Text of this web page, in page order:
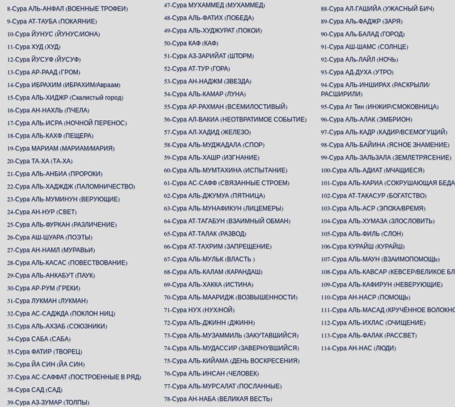
8-Сура АЛЬ-АНФАЛ (ВОЕННЫЕ ТРОФЕИ)
9-Сура АТ-ТАУБА (ПОКАЯНИЕ)
10-Сура ЙУНУС (ЙУНУС/ИОНА)
11-Сура ХУД (ХУД)
12-Сура ЙУСУФ (ЙУСУФ)
13-Сура АР-РААД (ГРОМ)
14-Сура ИБРАХИМ (ИБРАХИМ/Авраам)
15-Сура АЛЬ-ХИДЖР (Скалистый город)
16-Сура АН-НАХЛЬ (ПЧЕЛА)
17-Сура АЛЬ-ИСРА (НОЧНОЙ ПЕРЕНОС)
18-Сура АЛЬ-КАХФ (ПЕЩЕРА)
19-Сура МАРИАМ (МАРИАМ/МАРИЯ)
20-Сура ТА-ХА (ТА-ХА)
21-Сура АЛЬ-АНБИА (ПРОРОКИ)
22-Сура АЛЬ-ХАДЖДЖ (ПАЛОМНИЧЕСТВО)
23-Сура АЛЬ-МУМИНУН (ВЕРУЮЩИЕ)
24-Сура АН-НУР (СВЕТ)
25-Сура АЛЬ-ФУРКАН (РАЗЛИЧЕНИЕ)
26-Сура АШ-ШУАРА (ПОЭТЫ)
27-Сура АН-НАМЛ (МУРАВЬИ)
28-Сура АЛЬ-КАСАС (ПОВЕСТВОВАНИЕ)
29-Сура АЛЬ-АНКАБУТ (ПАУК)
30-Сура АР-РУМ (ГРЕКИ)
31-Сура ЛУКМАН (ЛУКМАН)
32-Сура АС-САДЖДА (ПОКЛОН НИЦ)
33-Сура АЛЬ-АХЗАБ (СОЮЗНИКИ)
34-Сура САБА (САБА)
35-Сура ФАТИР (ТВОРЕЦ)
36-Сура ЙА СИН (ЙА СИН)
37-Сура АС-САФФАТ (ПОСТРОЕННЫЕ В РЯД)
38-Сура САД (САД)
39-Сура АЗ-ЗУМАР (ТОЛПЫ)
47-Сура МУХАММЕД (МУХАММЕД)
48-Сура АЛЬ-ФАТИХ (ПОБЕДА)
49-Сура АЛЬ-ХУДЖУРАТ (ПОКОИ)
50-Сура КАФ (КАФ)
51-Сура АЗ-ЗАРИЙАТ (ШТОРМ)
52-Сура АТ-ТУР (ГОРА)
53-Сура АН-НАДЖМ (ЗВЕЗДА)
54-Сура АЛЬ-КАМАР (ЛУНА)
55-Сура АР-РАХМАН (ВСЕМИЛОСТИВЫЙ)
56-Сура АЛ-ВАКИА (НЕОТВРАТИМОЕ СОБЫТИЕ)
57-Сура АЛ-ХАДИД (ЖЕЛЕЗО)
58-Сура АЛЬ-МУДЖАДАЛА (СПОР)
59-Сура АЛЬ-ХАШР (ИЗГНАНИЕ)
60-Сура АЛЬ-МУМТАХИНА (ИСПЫТАНИЕ)
61-Сура АС-САФФ (СВЯЗАННЫЕ СТРОЕМ)
62-Сура АЛЬ-ДЖУМУА (ПЯТНИЦА)
63-Сура АЛЬ-МУНАФИКУН (ЛИЦЕМЕРЫ)
64-Сура АТ-ТАГАБУН (ВЗАИМНЫЙ ОБМАН)
65-Сура АТ-ТАЛАК (РАЗВОД)
66-Сура АТ-ТАХРИМ (ЗАПРЕЩЕНИЕ)
67-Сура АЛЬ-МУЛЬК (ВЛАСТЬ )
68-Сура АЛЬ-КАЛАМ (КАРАНДАШ)
69-Сура АЛЬ-ХАККА (ИСТИНА)
70-Сура АЛЬ-МААРИДЖ (ВОЗВЫШЕННОСТИ)
71-Сура НУХ (НУХ/НОЙ)
72-Сура АЛЬ-ДЖИНН (ДЖИНН)
73-Сура АЛЬ-МУЗАММИЛЬ (ЗАКУТАВШИЙСЯ)
74-Сура АЛЬ-МУДАССИР (ЗАВЕРНУВШИЙСЯ)
75-Сура АЛЬ-КИЙАМА (ДЕНЬ ВОСКРЕСЕНИЯ)
76-Сура АЛЬ-ИНСАН (ЧЕЛОВЕК)
77-Сура АЛЬ-МУРСАЛАТ (ПОСЛАННЫЕ)
78-Сура АН-НАБА (ВЕЛИКАЯ ВЕСТЬ)
88-Сура АЛ-ГАШИЙА (УЖАСНЫЙ БИЧ)
89-Сура АЛь-ФАДЖР (ЗАРЯ)
90-Сура АЛь-БАЛАД (ГОРОД)
91-Сура АШ-ШАМС (СОЛНЦЕ)
92-Сура АЛь-ЛАЙЛ (НОЧЬ)
93-Сура АД-ДУХА (УТРО)
94-Сура АЛЬ-ИНШИРАХ (РАСКРЫЛИ/
РАСШИРИЛИ)
95-Сура Ат Тин (ИНЖИР/СМОКОВНИЦА)
96-Сура АЛЬ-АЛАК (ЭМБРИОН)
97-Сура АЛЬ-КАДР (КАДИР/ВСЕМОГУЩИЙ)
98-Сура АЛЬ-БАЙИНА (ЯСНОЕ ЗНАМЕНИЕ)
99-Сура АЛЬ-ЗАЛЬЗАЛА (ЗЕМЛЕТРЯСЕНИЕ)
100-Сура АЛЬ-АДИАТ (МЧАЩИЕСЯ)
101-Сура АЛЬ-КАРИА (СОКРУШАЮЩАЯ
102-Сура АТ-ТАКАСУР (БОГАТСТВО)
103-Сура АЛЬ-АСР (ЭПОХА/ВРЕМЯ)
104-Сура АЛЬ-ХУМАЗА (ЗЛОСЛОВИТЬ)
105-Сура АЛЬ-ФИЛЬ (СЛОН)
106-Сура КУРАЙШ (КУРАЙШ)
107-Сура АЛЬ-МАУН (ВЗАИМОПОМОЩЬ)
108-Сура АЛЬ-КАВСАР (КЕВСЕР/ВЕЛИКОЕ
109-Сура АЛЬ-КАФИРУН (НЕВЕРУЮЩИЕ)
110-Сура АН-НАСР (ПОМОЩЬ)
111-Сура АЛЬ-МАСАД (КРУЧЁННОЕ
112-Сура АЛЬ-ИХЛАС (ОЧИЩЕНИЕ)
113-Сура АЛЬ-ФАЛАК (РАССВЕТ)
114-Сура АН-НАС (ЛЮДИ)